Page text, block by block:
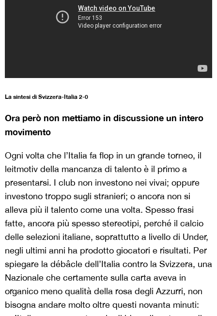
La sintesi di Svizzera-Italia 2-0
Ora però non mettiamo in discussione un intero
movimento
Ogni volta che l’Italia fa flop in un grande torneo, il
leitmotiv della mancanza di talento è il primo a
presentarsi. I club non investono nei vivai; oppure
investono troppo sugli stranieri; o ancora non si
alleva più il talento come una volta. Spesso frasi
fatte, ancora più spesso stereotipi, perché il calcio
delle selezioni italiane, soprattutto a livello di Under,
negli ultimi anni ha prodotto giocatori e risultati. Per
spiegare la débâcle dell’Italia contro la Svizzera, una
Nazionale che certamente sulla carta aveva in
organico meno qualità della rosa degli Azzurri, non
bisogna andare molto oltre questi novanta minuti: